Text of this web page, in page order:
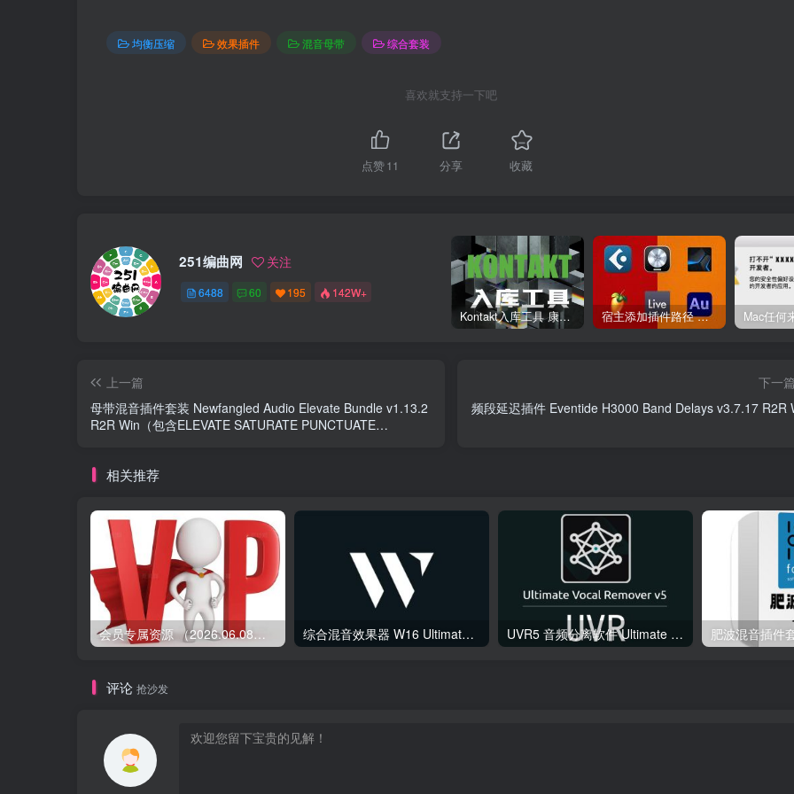
均衡压缩 效果插件 混音母带 综合套装
喜欢就支持一下吧
点赞11 分享 收藏
251编曲网 关注
6488 60 195 142W+
Kontakt入库工具 康泰克入库教程 宿主添加插件路径 插件路径设置 VSTPlugins路径
上一篇
母带混音插件套装 Newfangled Audio Elevate Bundle v1.13.2
R2R Win（包含ELEVATE SATURATE PUNCTUATE
下一篇
频段延迟插件 Eventide H3000 Band Delays v3.7.17 R2R
相关推荐
会员专属资源 （2026.06.08更新） 综合混音效果器 W16 Ultimate v2026.02.14 VR UVR5 音频分离软件 Ultimate Vocal Remover v5.6.0
评论 抢沙发